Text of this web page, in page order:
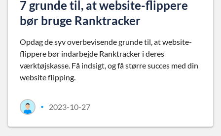
7 grunde til, at website-flippere
bør bruge Ranktracker
Opdag de syv overbevisende grunde til, at website-
flippere bør indarbejde Ranktracker i deres
værktøjskasse. Få indsigt, og få større succes med din
website flipping.
• 2023-10-27